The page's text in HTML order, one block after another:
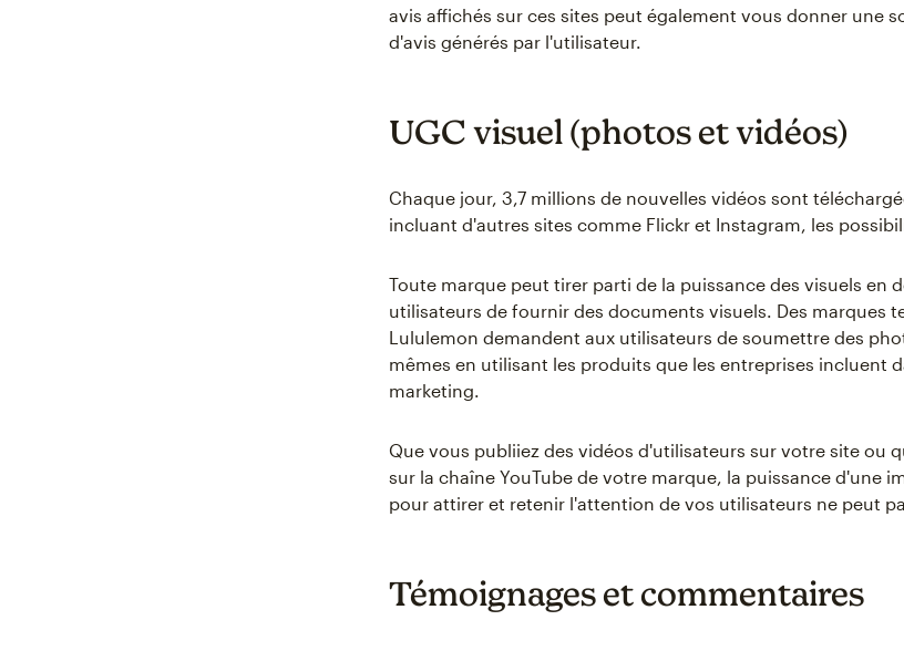
avis affichés sur ces sites peut également vous donner une
d'avis générés par l'utilisateur.
UGC visuel (photos et vidéos)
Chaque jour, 3,7 millions de nouvelles vidéos sont
incluant d'autres sites comme Flickr et Instagram, les
Toute marque peut tirer parti de la puissance des visuels en
utilisateurs de fournir des documents visuels. Des marques
Lululemon demandent aux utilisateurs de soumettre des
mêmes en utilisant les produits que les entreprises incluent
marketing.
Que vous publiiez des vidéos d'utilisateurs sur votre site ou
sur la chaîne YouTube de votre marque, la puissance d'une
pour attirer et retenir l'attention de vos utilisateurs ne peut
Témoignages et commentaires